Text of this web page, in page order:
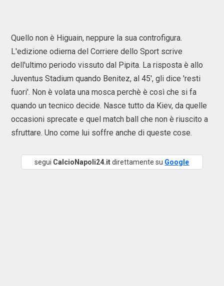
Quello non è Higuain, neppure la sua controfigura.
L'edizione odierna del Corriere dello Sport scrive
dell'ultimo periodo vissuto dal Pipita. La risposta è allo
Juventus Stadium quando Benitez, al 45', gli dice 'resti
fuori'. Non è volata una mosca perchè è così che si fa
quando un tecnico decide. Nasce tutto da Kiev, da quelle
occasioni sprecate e quel match ball che non è riuscito a
sfruttare. Uno come lui soffre anche di queste cose.
segui CalcioNapoli24.itdirettamente su Google